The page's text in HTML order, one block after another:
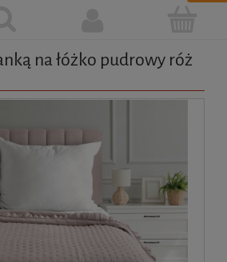
na łóżko pudrowy róż